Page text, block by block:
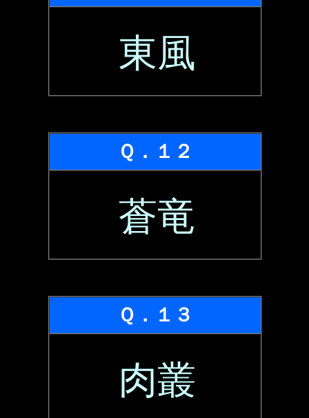
東風
Ｑ．１２
蒼竜
Ｑ．１３
肉叢